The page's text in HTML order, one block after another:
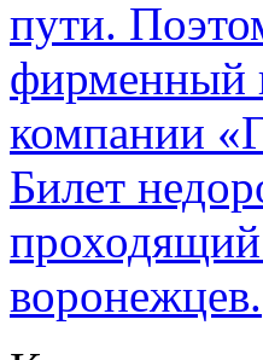
пути.
фирменный
компании
Билет
проходящий
воронежцев.